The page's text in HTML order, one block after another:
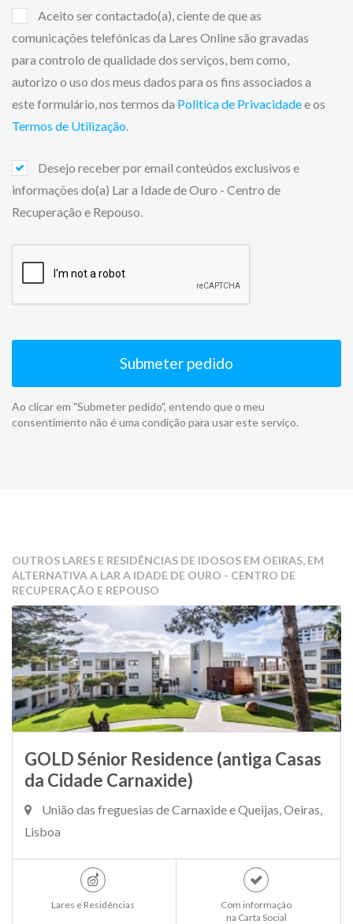
Aceito ser contactado(a), ciente de que as
comunicações telefónicas da Lares Online são gravadas
para controlo de qualidade dos serviços, bem como,
autorizo o uso dos meus dados para os fins associados a
este formulário, nos termos da Politica de Privacidadee os
Termos de Utilização.
Desejo receber por email conteúdos exclusivos e
informações do(a) Lar a Idade de Ouro - Centro de
Recuperação e Repouso.
Submeter pedido
Ao clicar em "Submeter pedido", entendo que o meu
consentimento não é uma condição para usar este serviço.
OUTROS LARES E RESIDÊNCIAS DE IDOSOS EM OEIRAS, EM
ALTERNATIVA A LAR A IDADE DE OURO - CENTRO DE
RECUPERAÇÃO E REPOUSO
GOLD Sénior Residence (antiga Casas
da Cidade Carnaxide)
União das freguesias de Carnaxide e Queijas, Oeiras,
Lisboa
Lares e Residências
Com informação
na Carta Social